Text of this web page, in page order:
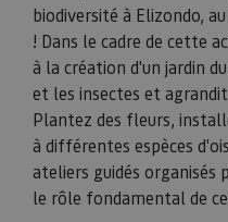
biodiversité à Elizondo,
! Dans le cadre de cette
à la création d'un jardin
et les insectes et
Plantez des fleurs,
à différentes espèces
ateliers guidés organisés
le rôle fondamental de